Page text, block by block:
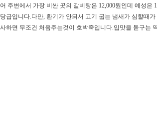
주변에서 가장 비싼 곳의 갈비탕은 12,000원인데 예성
급입니다.다만, 환기가 안되서 고기 굽는 냄새가 심할때
하면 무조건 처음주는것이 호박죽입니다.입맛을 돋구는